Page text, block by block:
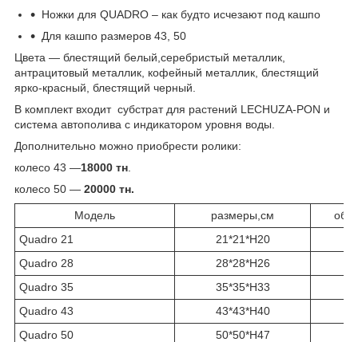
Hожки для QUADRO – как будто исчезают под кашпо
Для кашпо размеров 43, 50
Цвета ― блестящий белый,серебристый металлик,
антрацитовый металлик, кофейный металлик, блестящий
ярко-красный, блестящий черный.
В комплект входит субстрат для растений LECHUZA-PON и
система автополива с индикатором уровня воды.
Дополнительно можно приобрести ролики:
колесо 43 ―18000 тн
колесо 50 ― 20000 тн.
Модель размеры,см
Quadro 21
21*21*H20
Quadro 28
28*28*H26
Quadro 35
35*35*H33
Quadro 43
43*43*H40
Quadro 50
50*50*H47